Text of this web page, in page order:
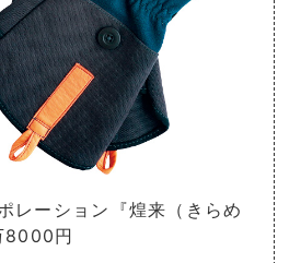
レーション『煌来（きらめ
8000円